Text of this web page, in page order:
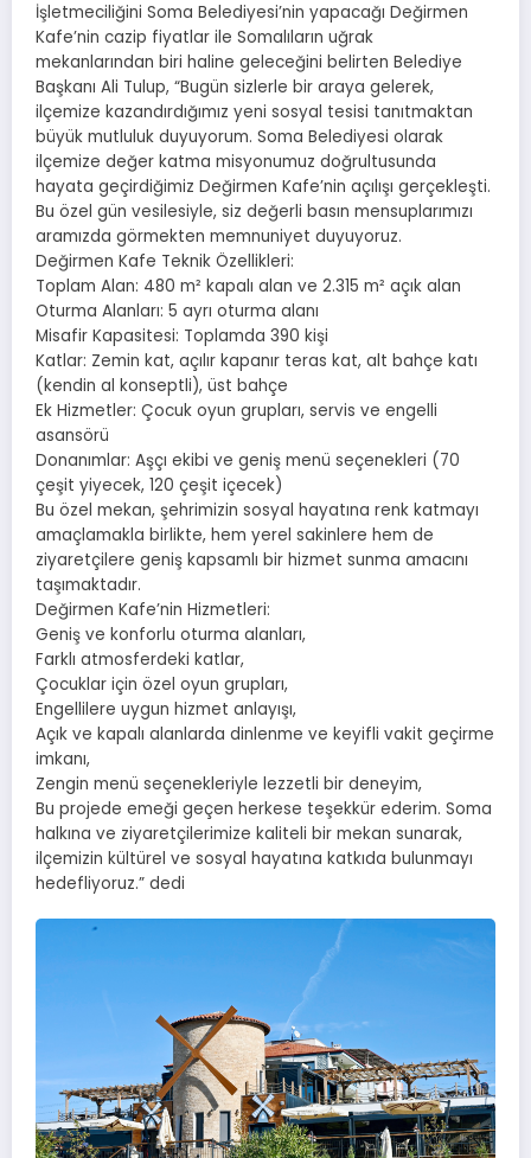
İşletmeciliğini Soma Belediyesi’nin yapacağı Değirmen
Kafe’nin cazip fiyatlar ile Somalıların uğrak
mekanlarından biri haline geleceğini belirten Belediye
Başkanı Ali Tulup, “Bugün sizlerle bir araya gelerek,
ilçemize kazandırdığımız yeni sosyal tesisi tanıtmaktan
büyük mutluluk duyuyorum. Soma Belediyesi olarak
ilçemize değer katma misyonumuz doğrultusunda
hayata geçirdiğimiz Değirmen Kafe’nin açılışı gerçekleşti.
Bu özel gün vesilesiyle, siz değerli basın mensuplarımızı
aramızda görmekten memnuniyet duyuyoruz.
Değirmen Kafe Teknik Özellikleri:
Toplam Alan: 480 m² kapalı alan ve 2.315 m² açık alan
Oturma Alanları: 5 ayrı oturma alanı
Misafir Kapasitesi: Toplamda 390 kişi
Katlar: Zemin kat, açılır kapanır teras kat, alt bahçe katı
(kendin al konseptli), üst bahçe
Ek Hizmetler: Çocuk oyun grupları, servis ve engelli
asansörü
Donanımlar: Aşçı ekibi ve geniş menü seçenekleri (70
çeşit yiyecek, 120 çeşit içecek)
Bu özel mekan, şehrimizin sosyal hayatına renk katmayı
amaçlamakla birlikte, hem yerel sakinlere hem de
ziyaretçilere geniş kapsamlı bir hizmet sunma amacını
taşımaktadır.
Değirmen Kafe’nin Hizmetleri:
Geniş ve konforlu oturma alanları,
Farklı atmosferdeki katlar,
Çocuklar için özel oyun grupları,
Engellilere uygun hizmet anlayışı,
Açık ve kapalı alanlarda dinlenme ve keyifli vakit geçirme
imkanı,
Zengin menü seçenekleriyle lezzetli bir deneyim,
Bu projede emeği geçen herkese teşekkür ederim. Soma
halkına ve ziyaretçilerimize kaliteli bir mekan sunarak,
ilçemizin kültürel ve sosyal hayatına katkıda bulunmayı
hedefliyoruz.” dedi